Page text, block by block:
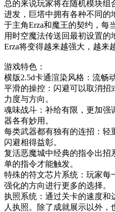
总的来说玩家将在随机模块组
进发，巨塔中拥有各种不同的
于主角Erza和魔王的契约，每
用时空魔法传送回最初设置
Erza将变得越来越强大，越来
游戏特色：
横版2.5d卡通渲染风格：流畅
平滑的操控：闪避可以取消招
力度与方向。
魂味战斗：补给有限，更加强
器各有妙用。
每类武器都有独有的连招：轻
闪避相得益彰。
复活恶魔城中经典的指令出招
单的指令才能触发。
特殊的符文芯片系统：玩家每
强化的方向进行更多的选择。
执照系统：通过关卡的速度和
人执照。除了成就展示以外，